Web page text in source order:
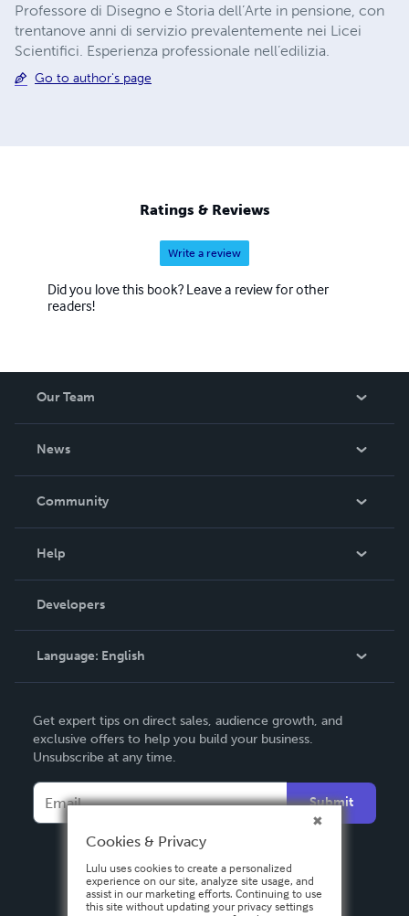
Professore di Disegno e Storia dell’Arte in pensione, con
trentanove anni di servizio prevalentemente nei Licei
Scientifici. Esperienza professionale nell’edilizia.
Go to author's page
Ratings & Reviews
Write a review
Did you love this book? Leave a review for other
readers!
Our Team
News
In The News
Community
Podcast
Help
Order Lookup
Knowledge Base
Contact Support
Developers
Language: English
Deutsch
Français
Español
Get expert tips on direct sales, audience growth, and
exclusive offers to help you build your business.
Unsubscribe at any time.
Submit
Cookies & Privacy
Lulu uses cookies to create a personalized
experience on our site, analyze site usage, and
assist in our marketing efforts. Continuing to use
this site without updating your privacy settings